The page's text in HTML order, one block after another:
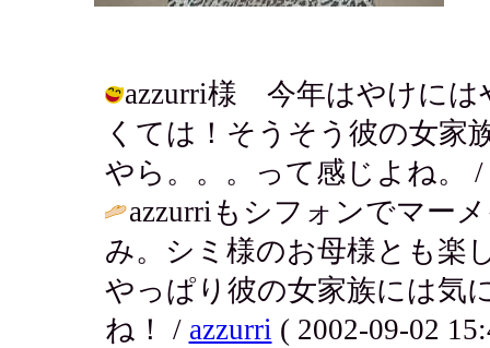
azzurri様 今年はやけには
くては！そうそう彼の女家
やら。。。って感じよね。 /
azzurriもシフォンでマー
み。シミ様のお母様とも楽
やっぱり彼の女家族には気
ね！ / azzurri ( 2002-09-02